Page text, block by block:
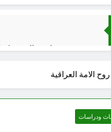
لوحة النشوة /
الكاتبان باقر الزبيدي ورياض سعد يحذران من الجولاني (ح 4) (وليأخذوا حذرهم وأسلحتهم ود الذين كفروا لو تغفلون عن أسلحتكم وأمتعتكم)
روح الامة العراقية
ودراسات